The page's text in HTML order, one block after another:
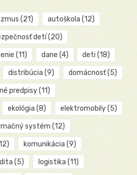
(21) autoškola (12)
detí(20)
(11) dane (4) deti (18)
distribúcia (9) domácnosť(5)
predpisy(11)
ekológia (8) elektromobily(5)
systém (12)
komunikácia (9)
(5) logistika (11)